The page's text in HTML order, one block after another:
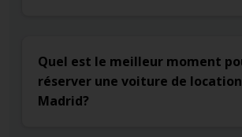
Quel est le meilleur moment
réserver une voiture de
Madrid?